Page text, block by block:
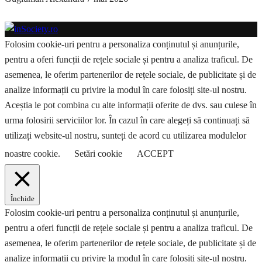
Folosim cookie-uri pentru a personaliza conținutul și anunțurile,
pentru a oferi funcții de rețele sociale și pentru a analiza traficul. De
asemenea, le oferim partenerilor de rețele sociale, de publicitate și de
analize informații cu privire la modul în care folosiți site-ul nostru.
Aceștia le pot combina cu alte informații oferite de dvs. sau culese în
urma folosirii serviciilor lor. În cazul în care alegeți să continuați să
utilizați website-ul nostru, sunteți de acord cu utilizarea modulelor
noastre cookie.
Setări cookie ACCEPT
Închide
Folosim cookie-uri pentru a personaliza conținutul și anunțurile,
pentru a oferi funcții de rețele sociale și pentru a analiza traficul. De
asemenea, le oferim partenerilor de rețele sociale, de publicitate și de
analize informații cu privire la modul în care folosiți site-ul nostru.